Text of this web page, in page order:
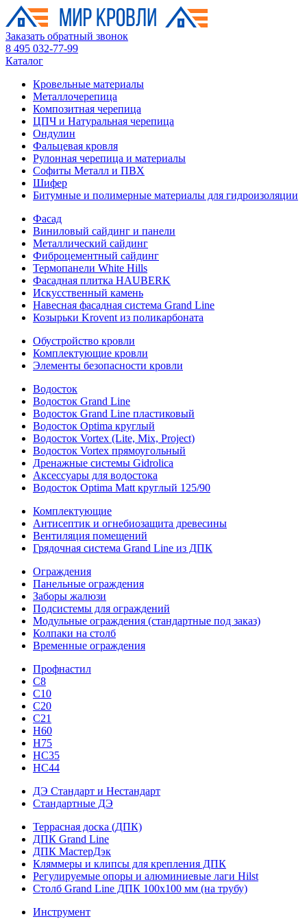
Заказать обратный звонок
8 495 032-77-99
Каталог
Кровельные материалы
Металлочерепица
Композитная черепица
ЦПЧ и Натуральная черепица
Ондулин
Фальцевая кровля
Рулонная черепица и материалы
Софиты Металл и ПВХ
Шифер
Битумные и полимерные материалы для гидроизоляции
Фасад
Виниловый сайдинг и панели
Металлический сайдинг
Фиброцементный сайдинг
Термопанели White Hills
Фасадная плитка HAUBERK
Искусственный камень
Навесная фасадная система Grand Line
Козырьки Krovent из поликарбоната
Обустройство кровли
Комплектующие кровли
Элементы безопасности кровли
Водосток
Водосток Grand Line
Водосток Grand Line пластиковый
Водосток Optima круглый
Водосток Vortex (Lite, Mix, Project)
Водосток Vortex прямоугольный
Дренажные системы Gidrolica
Аксессуары для водостока
Водосток Optima Matt круглый 125/90
Комплектующие
Антисептик и огнебиозащита древесины
Вентиляция помещений
Грядочная система Grand Line из ДПК
Ограждения
Панельные ограждения
Заборы жалюзи
Подсистемы для ограждений
Модульные ограждения (стандартные под заказ)
Колпаки на столб
Временные ограждения
Профнастил
С8
С10
С20
С21
H60
H75
HС35
НС44
ДЭ Стандарт и Нестандарт
Стандартные ДЭ
Террасная доска (ДПК)
ДПК Grand Line
ДПК МастерДэк
Кляммеры и клипсы для крепления ДПК
Регулируемые опоры и алюминиевые лаги Hilst
Столб Grand Line ДПК 100х100 мм (на трубу)
Инструмент